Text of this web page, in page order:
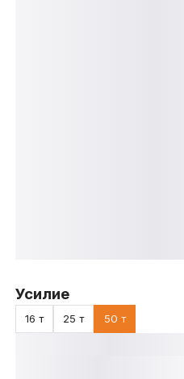
Усилие
16 т 25 т 50 т